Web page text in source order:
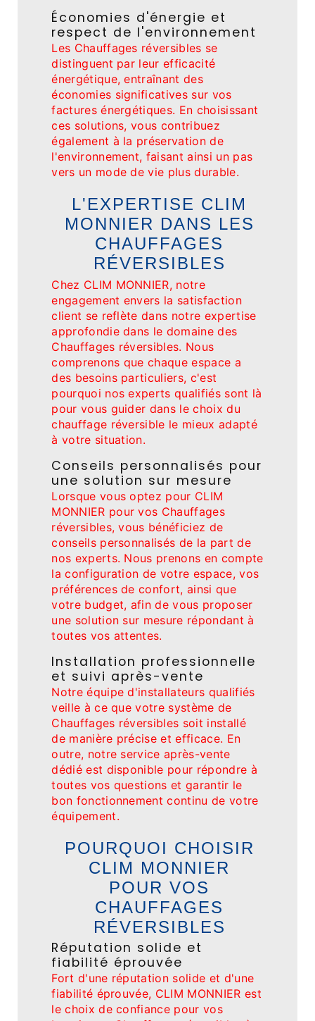
Économies d'énergie et
respect de l'environnement
Les Chauffages réversibles se
distinguent par leur efficacité
énergétique, entraînant des
économies significatives sur vos
factures énergétiques. En choisissant
ces solutions, vous contribuez
également à la préservation de
l'environnement, faisant ainsi un pas
vers un mode de vie plus durable.
L'EXPERTISE CLIM
MONNIER DANS LES
CHAUFFAGES
RÉVERSIBLES
Chez CLIM MONNIER, notre
engagement envers la satisfaction
client se reflète dans notre expertise
approfondie dans le domaine des
Chauffages réversibles. Nous
comprenons que chaque espace a
des besoins particuliers, c'est
pourquoi nos experts qualifiés sont là
pour vous guider dans le choix du
chauffage réversible le mieux adapté
à votre situation.
Conseils personnalisés pour
une solution sur mesure
Lorsque vous optez pour CLIM
MONNIER pour vos Chauffages
réversibles, vous bénéficiez de
conseils personnalisés de la part de
nos experts. Nous prenons en compte
la configuration de votre espace, vos
préférences de confort, ainsi que
votre budget, afin de vous proposer
une solution sur mesure répondant à
toutes vos attentes.
Installation professionnelle
et suivi après-vente
Notre équipe d'installateurs qualifiés
veille à ce que votre système de
Chauffages réversibles soit installé
de manière précise et efficace. En
outre, notre service après-vente
dédié est disponible pour répondre à
toutes vos questions et garantir le
bon fonctionnement continu de votre
équipement.
POURQUOI CHOISIR
CLIM MONNIER
POUR VOS
CHAUFFAGES
RÉVERSIBLES
Réputation solide et
fiabilité éprouvée
Fort d'une réputation solide et d'une
fiabilité éprouvée, CLIM MONNIER est
le choix de confiance pour vos